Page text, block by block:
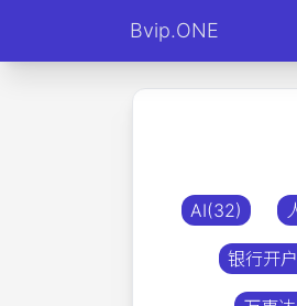
Bvip.ONE
AI(32)
银行开